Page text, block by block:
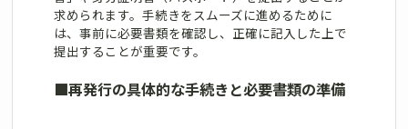
求められます。手続きをスムーズに進めるために
は、事前に必要書類を確認し、正確に記入した上で
提出することが重要です。
■再発行の具体的な手続きと必要書類の準備